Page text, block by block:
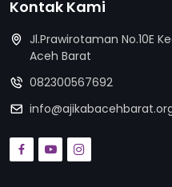
Kontak Kami
Jl.Prawirotaman No.10E
Aceh Barat
082300567692